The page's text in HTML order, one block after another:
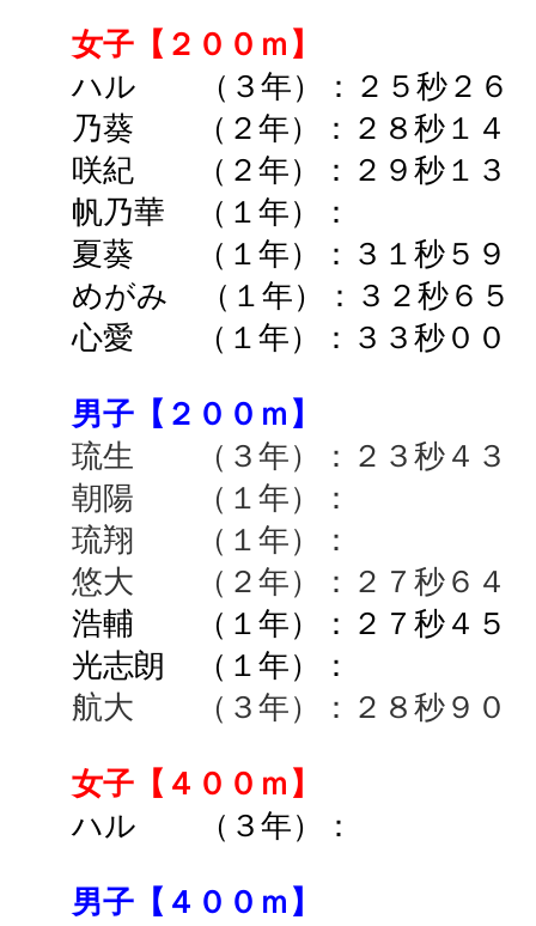
女子【２００ｍ】
ハル （３年）：２５秒２
乃葵 （２年）：２８秒１
咲紀 （２年）：２９秒１
帆乃華 （１年）： ➡
夏葵 （１年）：３１秒５
めがみ （１年）：３２秒
心愛 （１年）：３３秒０
男子【２００ｍ】
琉生 （３年）：２３秒４
朝陽 （１年）： ➡
琉翔 （１年）： ➡
悠大 （２年）：２７秒６
浩輔 （１年）：２７秒４
光志朗 （１年）： ➡
航大 （３年）：２８秒９
女子【４００ｍ】
ハル （３年）： ➡
男子【４００ｍ】